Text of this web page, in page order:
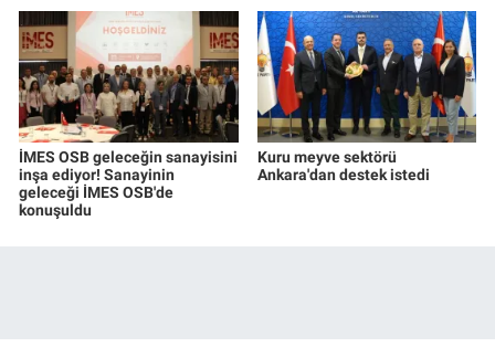
İMES OSB geleceğin sanayisini
inşa ediyor! Sanayinin
geleceği İMES OSB'de
konuşuldu
Kuru meyve sektörü
Ankara'dan destek istedi